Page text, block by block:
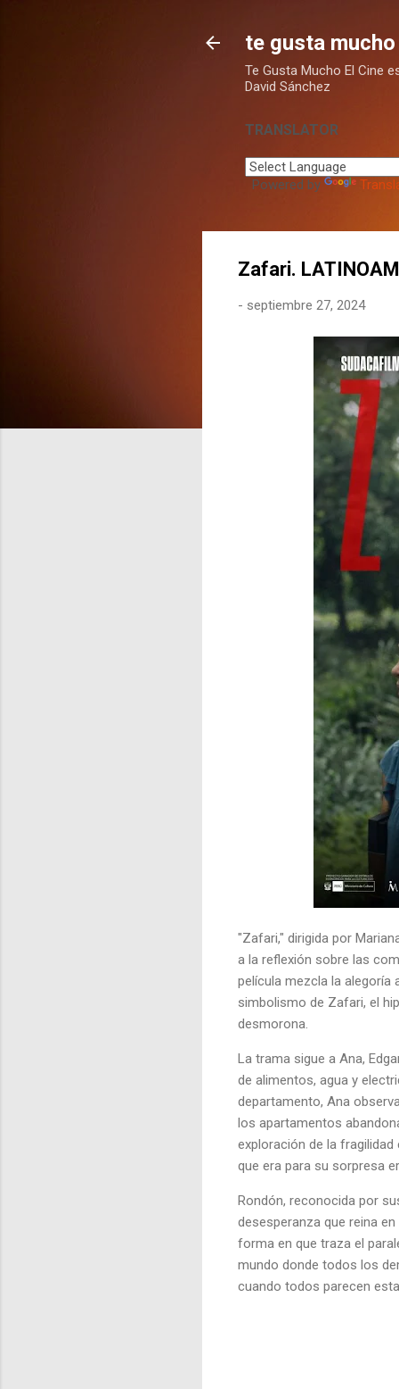
te gusta
Te Gusta Mucho El Cine
David Sánchez
TRANSLATOR
Powered by
Zafari.
- septiembre 27, 2024
"Zafari," dirigida por
a la reflexión sobre las
película mezcla la alegoría
simbolismo de Zafari, el
desmorona.
La trama sigue a Ana,
de alimentos, agua y
departamento, Ana
los apartamentos
exploración de la
que era para su sorpresa
Rondón, reconocida por
desesperanza que reina
forma en que traza el
mundo donde todos los
cuando todos parecen